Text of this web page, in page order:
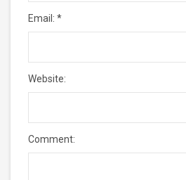
Email: *
Website:
Comment: